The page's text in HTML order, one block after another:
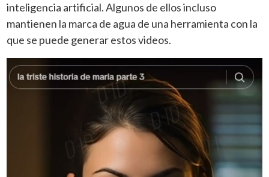
inteligencia artificial. Algunos de ellos incluso
mantienen la marca de agua de una herramienta con la
que se puede generar estos videos.